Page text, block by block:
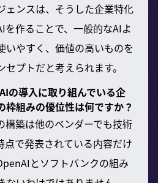
ェンスは、そうした企業特化
を作ることで、一般的なAIよ
いやすく、価値の高いものを
プトだと考えられます。
の導入に取り組んでいる企
枠組みの優位性は何ですか？
構築は他のベンダーでも技術
点で発表されている内容だけ
とソフトバンクの組み